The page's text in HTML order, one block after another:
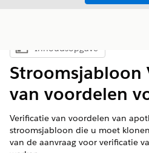
Inhoudsopgave weergeven
Inhoudsopgave
Stroomsjabloon
van voordelen
Verificatie van voordelen van
stroomsjabloon die u moet
van de aanvraag voor verificatie